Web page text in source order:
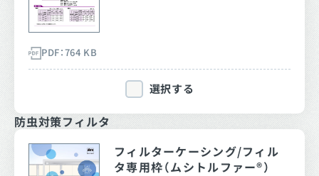
PDF：764 KB
選択する
防虫対策フィルタ
フィルターケーシング/フィル
タ専用枠（ムシトルファー®）